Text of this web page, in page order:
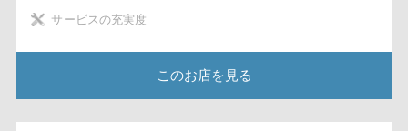
サービスの充実度
このお店を見る